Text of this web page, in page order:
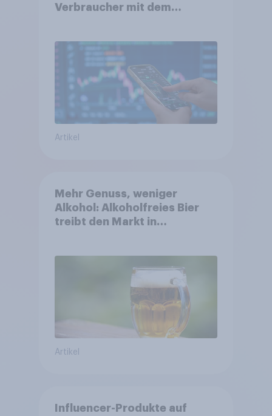
Verbraucher mit dem
Artikel
Mehr Genuss, weniger
Alkohol: Alkoholfreies Bier
treibt den Markt in
Artikel
Influencer-Produkte auf